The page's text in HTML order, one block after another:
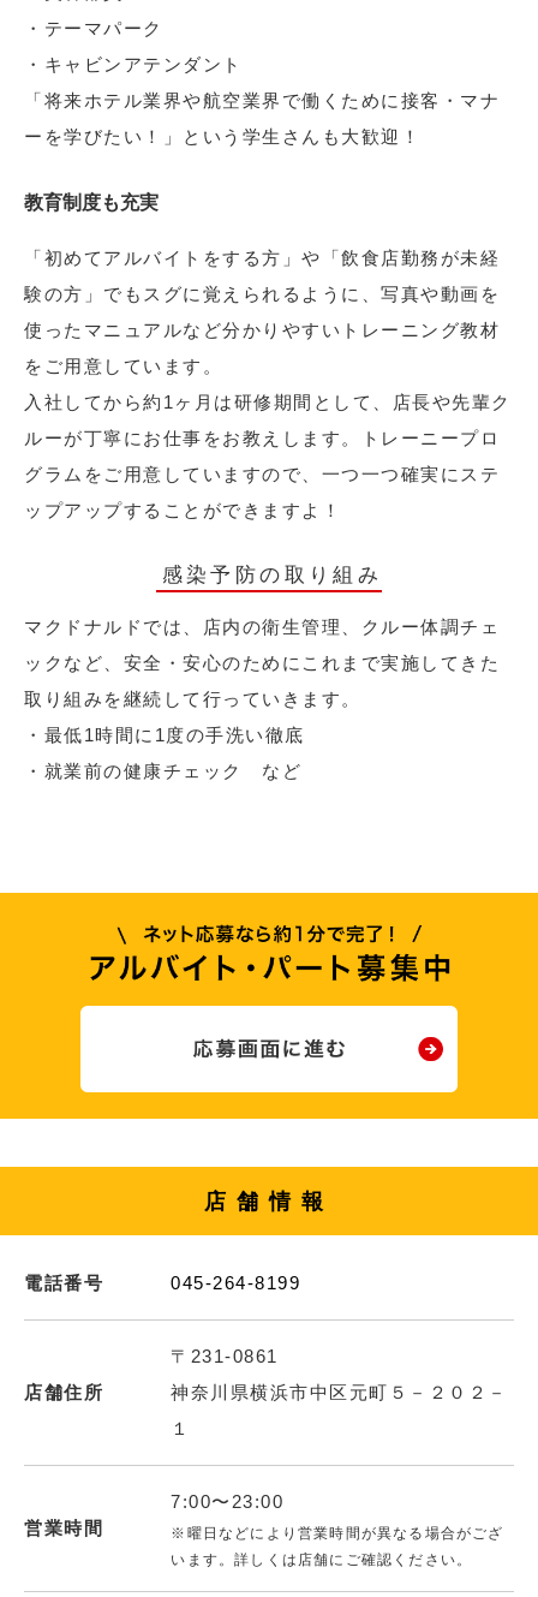
・テーマパーク
・キャビンアテンダント
「将来ホテル業界や航空業界で働くために接客・マナ
ーを学びたい！」という学生さんも大歓迎！
教育制度も充実
「初めてアルバイトをする方」や「飲食店勤務が未経
験の方」でもスグに覚えられるように、写真や動画を
使ったマニュアルなど分かりやすいトレーニング教材
をご用意しています。
入社してから約1ヶ月は研修期間として、店長や先輩ク
ルーが丁寧にお仕事をお教えします。トレーニープロ
グラムをご用意していますので、一つ一つ確実にステ
ップアップすることができますよ！
感染予防の取り組み
マクドナルドでは、店内の衛生管理、クルー体調チェ
ックなど、安全・安心のためにこれまで実施してきた
取り組みを継続して行っていきます。
・最低1時間に1度の手洗い徹底
・就業前の健康チェック など
店舗情報
電話番号 045-264-8199
店舗住所
〒231-0861
神奈川県横浜市中区元町５－２０２－
１
営業時間
7:00〜23:00
※曜日などにより営業時間が異なる場合がござ
います。詳しくは店舗にご確認ください。